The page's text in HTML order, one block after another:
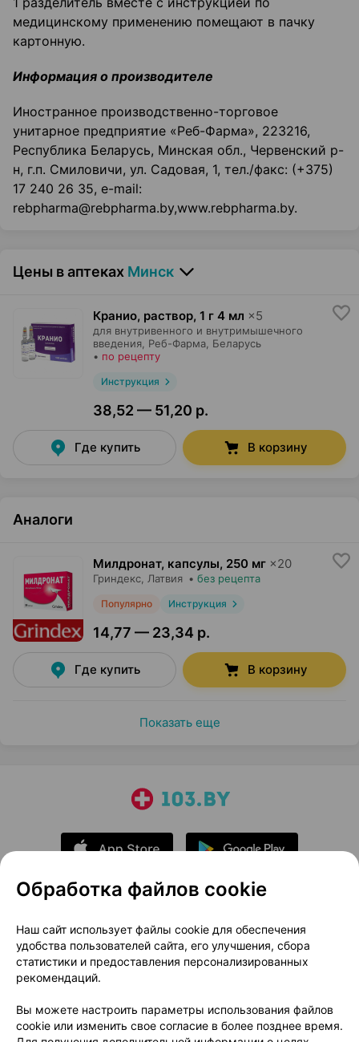
медицинскому применению помещают в пачку
картонную.
Информация о производителе
Иностранное производственно-торговое
унитарное предприятие «Реб-Фарма», 223216,
Республика Беларусь, Минская обл., Червенский р-
н, г.п. Смиловичи, ул. Садовая, 1, тел./факс: (+375)
17 240 26 35, е-mail:
rebpharma@rebpharma.by,www.rebpharma.by.
Цены в аптеках Минск
Кранио, раствор, 1 г 4 мл ×5
для внутривенного и внутримышечного
введения, Реб-Фарма, Беларусь
• по рецепту
Инструкция
38,52 — 51,20 р.
Где купить В корзину
Аналоги
Милдронат, капсулы, 250 мг ×20
Гриндекс, Латвия • без рецепта
Популярно Инструкция
14,77 — 23,34 р.
Где купить В корзину
Показать еще
О проекте
Новости проекта
Размещение рекламы
Медицинский маркетинг
Публичный договор
Доставка
Способы оплаты
Вакансии
Партнеры
Обработка файлов cookie
Наш сайт использует файлы cookie для обеспечения
удобства пользователей сайта, его улучшения, сбора
статистики и предоставления персонализированных
рекомендаций.
Вы можете настроить параметры использования файлов
cookie или изменить свое согласие в более позднее время.